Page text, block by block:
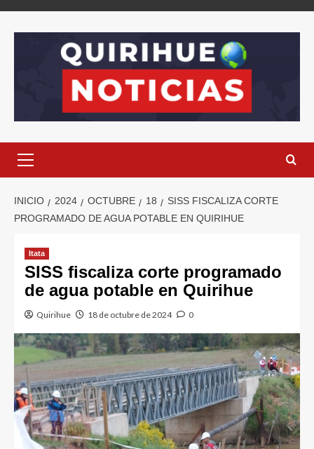
INICIO 2024 OCTUBRE 18
SISS FISCALIZA CORTE
PROGRAMADO DE AGUA POTABLE EN QUIRIHUE
Itata
SISS fiscaliza corte programado
de agua potable en Quirihue
Quirihue 18 de octubre de 2024 0